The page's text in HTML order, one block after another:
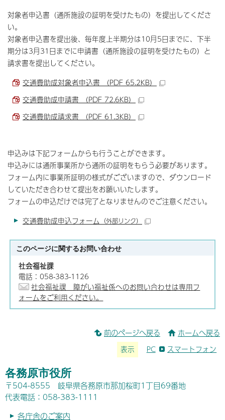
対象者申込書（通所施設の証明を受けたもの）を提出してくださ
い。
対象者申込書を提出後、毎年度上半期分は10月5日までに、下半
期分は3月31日までに申請書（通所施設の証明を受けたもの）と
請求書を提出してください。
交通費助成対象者申込書 （PDF 65.2KB）
交通費助成申請書 （PDF 72.6KB）
交通費助成請求書 （PDF 61.3KB）
申込みは下記フォームからも行うことができます。
申込みには通所事業所から通所の証明をもらう必要があります。
フォーム内に事業所証明の様式がございますので、ダウンロード
していただき合わせて提出をお願いいたします。
フォームの申込だけでは完了となりませんのでご注意ください。
交通費助成申込フォーム （外部リンク）
このページに関するお問い合わせ
社会福祉課
電話：058-383-1126
社会福祉課 障がい福祉係へのお問い合わせは専用フ
ォームをご利用ください。
前のページへ戻る ホームへ戻る
表示 PC スマートフォン
各務原市役所
〒504-8555 岐阜県各務原市那加桜町1丁目69番地
代表電話：058-383-1111
各庁舎のご案内